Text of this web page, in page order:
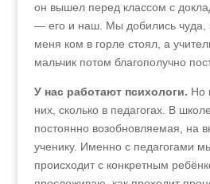
он вышел перед классом с
— его и наш. Мы добились чуда,
меня ком в горле стоял, а
мальчик потом благополучно
У нас работают психологи. Но
них, сколько в педагогах. В
постоянно возобновляемая, на
ученику. Именно с педагогами
происходит с конкретным